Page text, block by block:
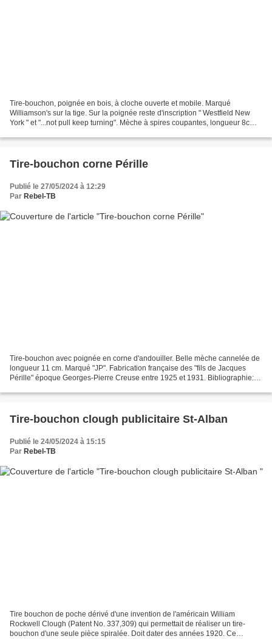
Tire-bouchon, poignée en bois, à cloche ouverte et mobile. Marqué
Williamson's sur la tige. Sur la poignée reste d'inscription " Westfield New
York " et "...not pull keep turning". Mèche à spires coupantes, longueur 8cm.
Tire-bouchon corne Pérille
Publié le 27/05/2024 à 12:29
Par Rebel-TB
Tire-bouchon avec poignée en corne d'andouiller. Belle mèche cannelée de
longueur 11 cm. Marqué "JP". Fabrication française des "fils de Jacques
Pérille" époque Georges-Pierre Creuse entre 1925 et 1931. Bibliographie:
Tire-bouchon clough publicitaire St-Alban
Publié le 24/05/2024 à 15:15
Par Rebel-TB
Tire bouchon de poche dérivé d'une invention de l'américain William
Rockwell Clough (Patent No. 337,309) qui permettait de réaliser un tire-
bouchon d'une seule pièce spiralée. Doit dater des années 1920. Ce